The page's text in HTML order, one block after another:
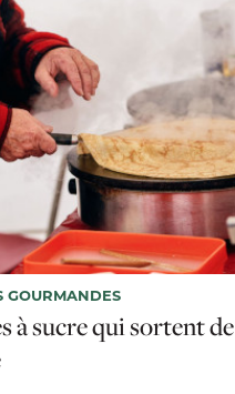
GOURMANDES
à sucre qui sortent de